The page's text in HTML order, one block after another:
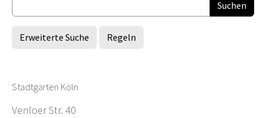
Erweiterte Suche Regeln
Stadtgarten Köln
Venloer Str. 40